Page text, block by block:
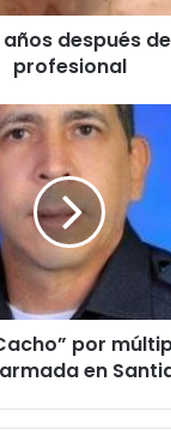
después
profesional
a
por
en